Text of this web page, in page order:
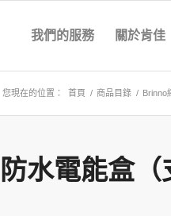
我們的服務 關於肯佳
您現在的位置： 首頁 / 商品目錄 / Brinno
水電能盒